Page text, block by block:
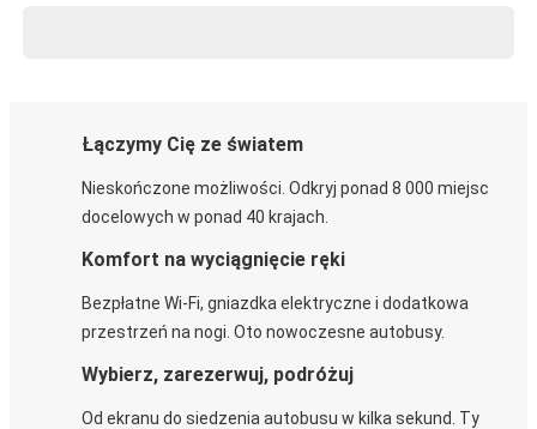
Łączymy Cię ze światem
Nieskończone możliwości. Odkryj ponad 8 000 miejsc
docelowych w ponad 40 krajach.
Komfort na wyciągnięcie ręki
Bezpłatne Wi-Fi, gniazdka elektryczne i dodatkowa
przestrzeń na nogi. Oto nowoczesne autobusy.
Wybierz, zarezerwuj, podróżuj
Od ekranu do siedzenia autobusu w kilka sekund. Ty